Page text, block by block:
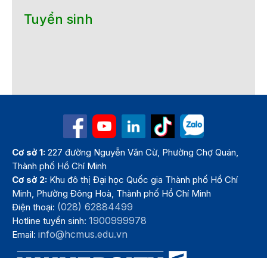
Tuyển sinh
Cơ sở 1: 227 đường Nguyễn Văn Cừ, Phường Chợ Quán,
Thành phố Hồ Chí Minh
Cơ sở 2: Khu đô thị Đại học Quốc gia Thành phố Hồ Chí
Minh, Phường Đông Hoà, Thành phố Hồ Chí Minh
Điện thoại: (028) 62884499
Hotline tuyển sinh:1900999978
Email:info@hcmus.edu.vn